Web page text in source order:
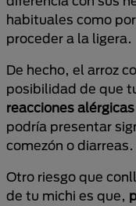
habituales como
proceder a la ligera.
De hecho, el arroz
posibilidad de que
reacciones
podría presentar
comezón o diarreas.
Otro riesgo que
de tu michi es que,